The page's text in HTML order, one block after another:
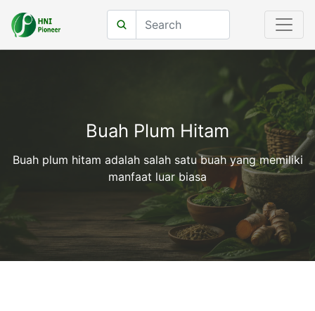
Buah Plum Hitam
Buah plum hitam adalah salah satu buah yang memiliki
manfaat luar biasa